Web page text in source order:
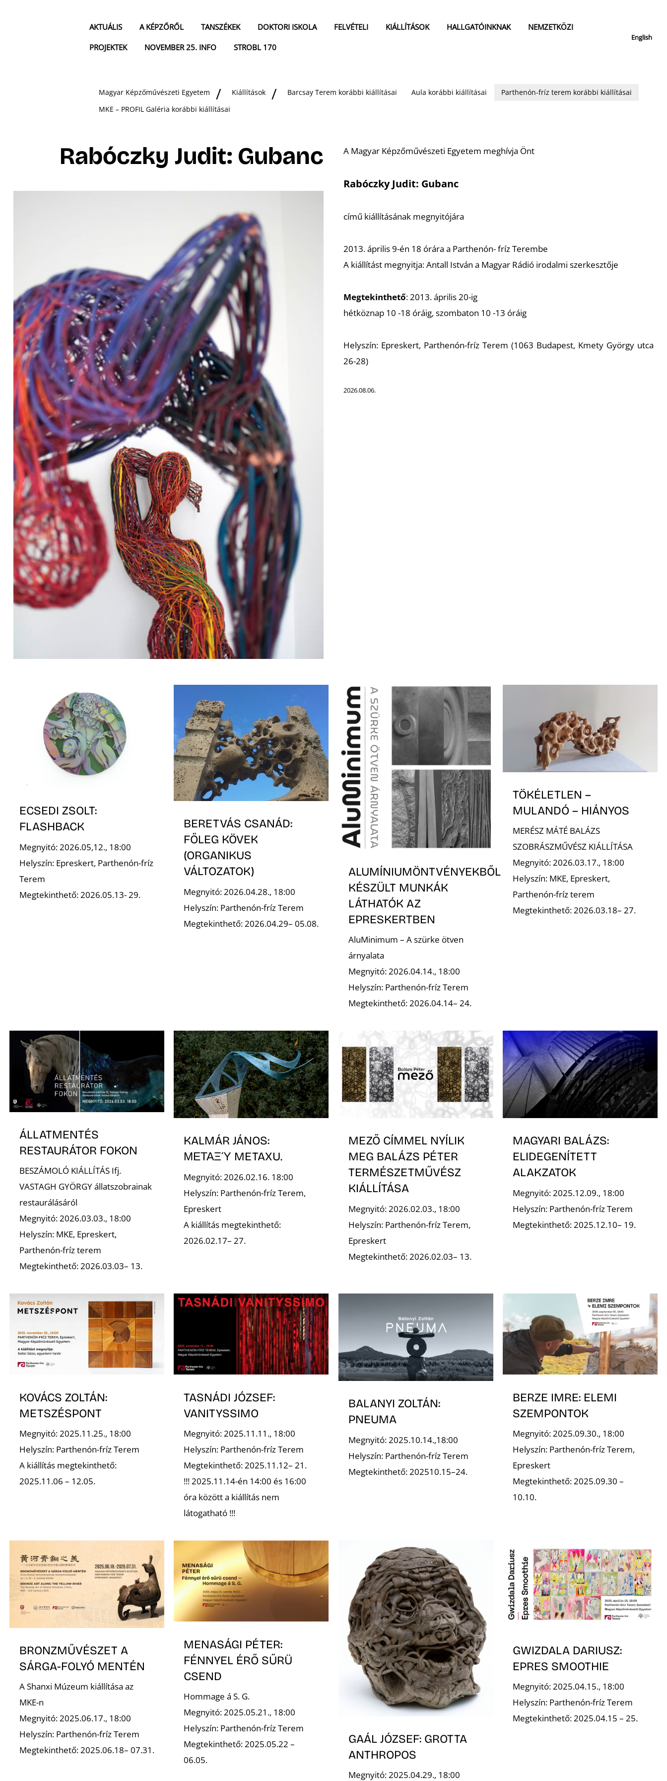
AKTUÁLIS A KÉPZŐRŐL TANSZÉKEK DOKTORI ISKOLA FELVÉTELI KIÁLLÍTÁSOK HALLGATÓINKNAK
NEMZETKÖZI
PROJEKTEK
NOVEMBER 25. INFO STROBL 170
English
Magyar Képzőművészeti Egyetem Kiállítások Barcsay Terem korábbi kiállításai Aula korábbi kiállításai
Parthenón-fríz terem korábbi kiállításai
MKE – PROFIL Galéria korábbi kiállításai
Rabóczky Judit: Gubanc A Magyar Képzőművészeti Egyetem meghívja Önt
Rabóczky Judit: Gubanc
című kiállításának megnyitójára
2013. április 9-én 18 órára a Parthenón- fríz Terembe
A kiállítást megnyitja: Antall István a Magyar Rádió irodalmi szerkesztője
Megtekinthető: 2013. április 20-ig
hétköznap 10 -18 óráig, szombaton 10 -13 óráig
Helyszín: Epreskert, Parthenón-fríz Terem (1063 Budapest, Kmety György utca
26-28)
2026.08.06.
ECSEDI ZSOLT:
FLASHBACK
Megnyitó: 2026.05,12., 18:00
Helyszín: Epreskert, Parthenón-fríz
Terem
Megtekinthető: 2026.05.13- 29.
BERETVÁS CSANÁD:
FŐLEG KÖVEK
(ORGANIKUS
VÁLTOZATOK)
Megnyitó: 2026.04.28., 18:00
Helyszín: Parthenón-fríz Terem
Megtekinthető: 2026.04.29– 05.08.
ALUMÍNIUMÖNTVÉNYEKBŐL
KÉSZÜLT MUNKÁK
LÁTHATÓK AZ
EPRESKERTBEN
AluMinimum – A szürke ötven
árnyalata
Megnyitó: 2026.04.14., 18:00
Helyszín: Parthenón-fríz Terem
Megtekinthető: 2026.04.14– 24.
TÖKÉLETLEN –
MULANDÓ – HIÁNYOS
MERÉSZ MÁTÉ BALÁZS
SZOBRÁSZMŰVÉSZ KIÁLLÍTÁSA
Megnyitó: 2026.03.17., 18:00
Helyszín: MKE, Epreskert,
Parthenón-fríz terem
Megtekinthető: 2026.03.18– 27.
ÁLLATMENTÉS
RESTAURÁTOR FOKON
BESZÁMOLÓ KIÁLLÍTÁS Ifj.
VASTAGH GYÖRGY állatszobrainak
restaurálásáról
Megnyitó: 2026.03.03., 18:00
Helyszín: MKE, Epreskert,
Parthenón-fríz terem
Megtekinthető: 2026.03.03– 13.
KALMÁR JÁNOS:
ΜΕΤΑΞΎ METAXU.
Megnyitó: 2026.02.16. 18:00
Helyszín: Parthenón-fríz Terem,
Epreskert
A kiállítás megtekinthető:
2026.02.17– 27.
MEZŐ CÍMMEL NYÍLIK
MEG BALÁZS PÉTER
TERMÉSZETMŰVÉSZ
KIÁLLÍTÁSA
Megnyitó: 2026.02.03., 18:00
Helyszín: Parthenón-fríz Terem,
Epreskert
Megtekinthető: 2026.02.03– 13.
MAGYARI BALÁZS:
ELIDEGENÍTETT
ALAKZATOK
Megnyitó: 2025.12.09., 18:00
Helyszín: Parthenón-fríz Terem
Megtekinthető: 2025.12.10– 19.
KOVÁCS ZOLTÁN:
METSZÉSPONT
Megnyitó: 2025.11.25., 18:00
Helyszín: Parthenón-fríz Terem
A kiállítás megtekinthető:
2025.11.06 – 12.05.
TASNÁDI JÓZSEF:
VANITYSSIMO
Megnyitó: 2025.11.11., 18:00
Helyszín: Parthenón-fríz Terem
Megtekinthető: 2025.11.12– 21.
!!! 2025.11.14-én 14:00 és 16:00
óra között a kiállítás nem
látogatható !!!
BALANYI ZOLTÁN:
PNEUMA
Megnyitó: 2025.10.14.,18:00
Helyszín: Parthenón-fríz Terem
Megtekinthető: 202510.15–24.
BERZE IMRE: ELEMI
SZEMPONTOK
Megnyitó: 2025.09.30., 18:00
Helyszín: Parthenón-fríz Terem,
Epreskert
Megtekinthető: 2025.09.30 –
10.10.
BRONZMŰVÉSZET A
SÁRGA-FOLYÓ MENTÉN
A Shanxi Múzeum kiállítása az
MKE-n
Megnyitó: 2025.06.17., 18:00
Helyszín: Parthenón-fríz Terem
Megtekinthető: 2025.06.18– 07.31.
MENASÁGI PÉTER:
FÉNNYEL ÉRŐ SŰRÜ
CSEND
Hommage á S. G.
Megnyitó: 2025.05.21., 18:00
Helyszín: Parthenón-fríz Terem
Megtekinthető: 2025.05.22 –
06.05.
GAÁL JÓZSEF: GROTTA
ANTHROPOS
Megnyitó: 2025.04.29., 18:00
GWIZDALA DARIUSZ:
EPRES SMOOTHIE
Megnyitó: 2025.04.15., 18:00
Helyszín: Parthenón-fríz Terem
Megtekinthető: 2025.04.15 – 25.